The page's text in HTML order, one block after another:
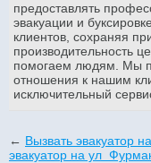
предоставлять
эвакуации и
клиентов, сохраняя
производительность
помогаем людям. Мы
отношения к нашим
исключительный
← Вызвать эвакуатор
эвакуатор на ул